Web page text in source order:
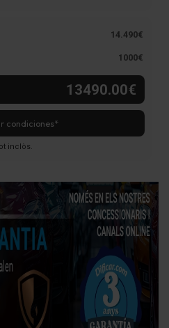
14.490€
1000€
13490.00€
condiciones*
inclòs.